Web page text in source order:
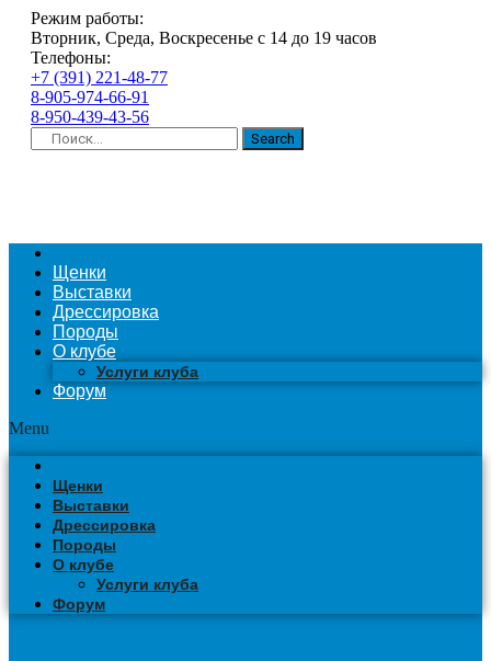
Режим работы:
Вторник, Среда, Воскресенье с 14 до 19 часов
Телефоны:
+7 (391) 221-48-77
8-905-974-66-91
8-950-439-43-56
Search
Щенки
Выставки
Дрессировка
Породы
О клубе
Услуги клуба
Форум
Menu
Щенки
Выставки
Дрессировка
Породы
О клубе
Услуги клуба
Форум